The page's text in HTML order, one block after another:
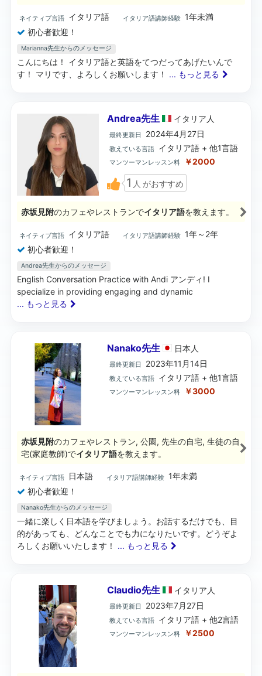
ネイティブ言語 イタリア語 イタリア語講師経験 1年未満
初心者歓迎！
Marianna先生からのメッセージ
こんにちは！ イタリア語と英語をてつだってあげたいんで
す！ マリです、よろしくお願いします！ ... もっと見る
Andrea先生 イタリア 人
最終更新日 2024年4月27日
教えている言語 イタリア語 + 他1言語
マンツーマンレッスン料 ￥2000
1 人 がおすすめ
赤坂見附のカフェやレストランでイタリア語を教えます。
ネイティブ言語 イタリア語 イタリア語講師経験 1年～2年
初心者歓迎！
Andrea先生からのメッセージ
English Conversation Practice with Andi アンディ! I
specialize in providing engaging and dynamic
... もっと見る
Nanako先生 日本 人
最終更新日 2023年11月14日
教えている言語 イタリア語 + 他1言語
マンツーマンレッスン料 ￥3000
赤坂見附のカフェやレストラン, 公園, 先生の自宅, 生徒の自
宅(家庭教師)でイタリア語を教えます。
ネイティブ言語 日本語 イタリア語講師経験 1年未満
初心者歓迎！
Nanako先生からのメッセージ
一緒に楽しく日本語を学びましょう。お話するだけでも、目
的があっても、どんなことでも力になりたいです。どうぞよ
ろしくお願いいたします！ ... もっと見る
Claudio先生 イタリア 人
最終更新日 2023年7月27日
教えている言語 イタリア語 + 他2言語
マンツーマンレッスン料 ￥2500